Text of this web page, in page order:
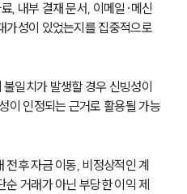
, 내부 결재 문서, 이메일·메신
가성이 있었는지를 집중적으로
일치가 발생할 경우 신빙성이
이 인정되는 근거로 활용될 가능
후 자금 이동, 비정상적인 계
거래가 아닌 부당한 이익 제